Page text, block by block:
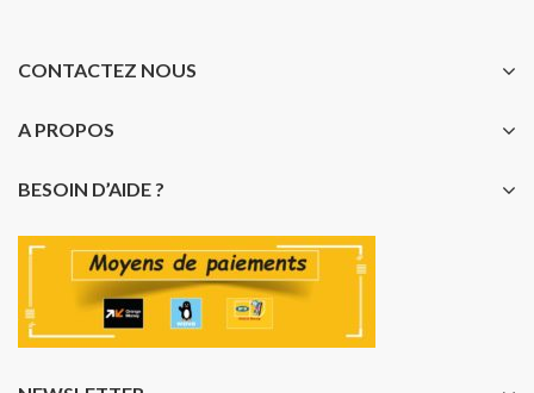
CONTACTEZ NOUS
A PROPOS
BESOIN D’AIDE ?